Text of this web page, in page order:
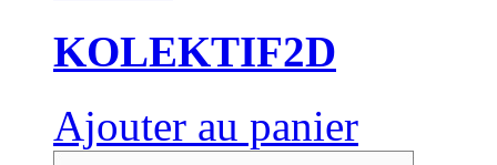
KOLEKTIF2D
Ajouter au panier